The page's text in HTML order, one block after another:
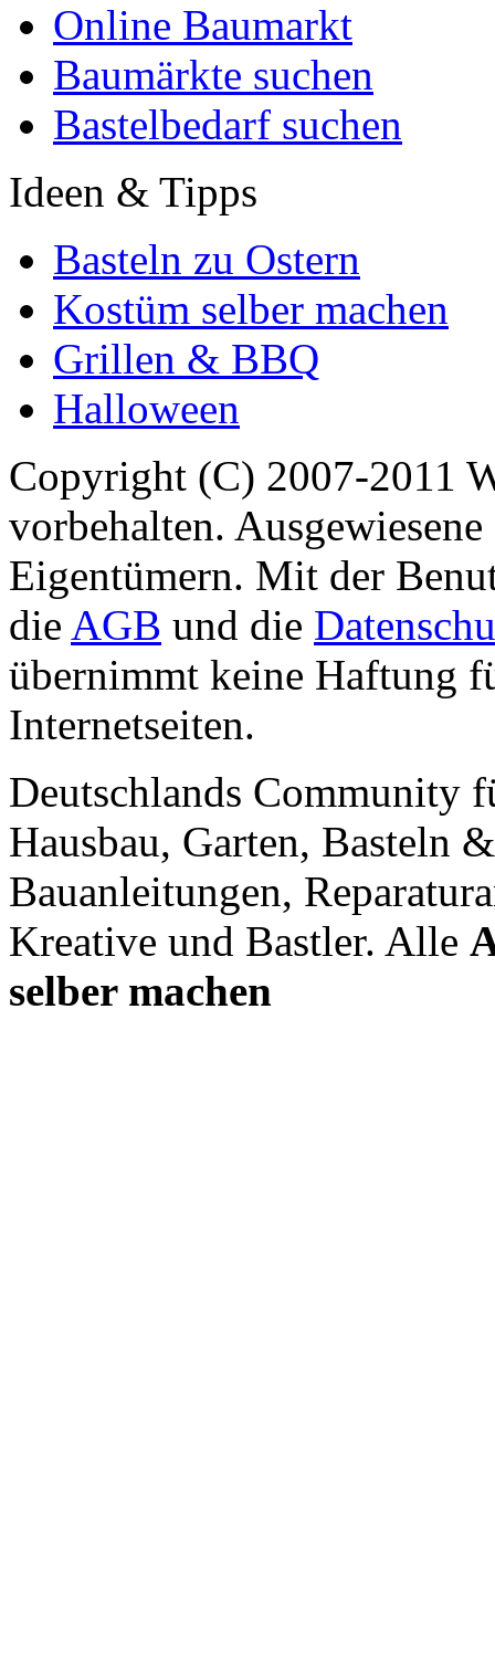
Online Baumarkt
Baumärkte suchen
Bastelbedarf suchen
Ideen & Tipps
Basteln zu Ostern
Kostüm selber machen
Grillen & BBQ
Halloween
Copyright (C) 2007-2011
vorbehalten.
Eigentümern. Mit der
die AGB und die
übernimmt keine Haftung
Internetseiten.
Deutschlands Community
Hausbau, Garten, Basteln
Bauanleitungen,
Kreative und Bastler. Alle
selber machen